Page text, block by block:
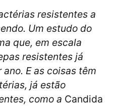
resistentes a
Um estudo do
que, em escala
resistentes já
E as coisas têm
já estão
como a Candida